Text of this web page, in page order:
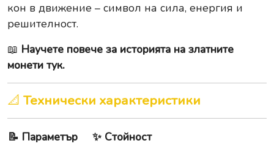
кон в движение – символ на сила, енергия и
решителност.
📖 Научете повече за историята на златните
монети тук.
📐 Технически характеристики
📝 Параметър ✨ Стойност